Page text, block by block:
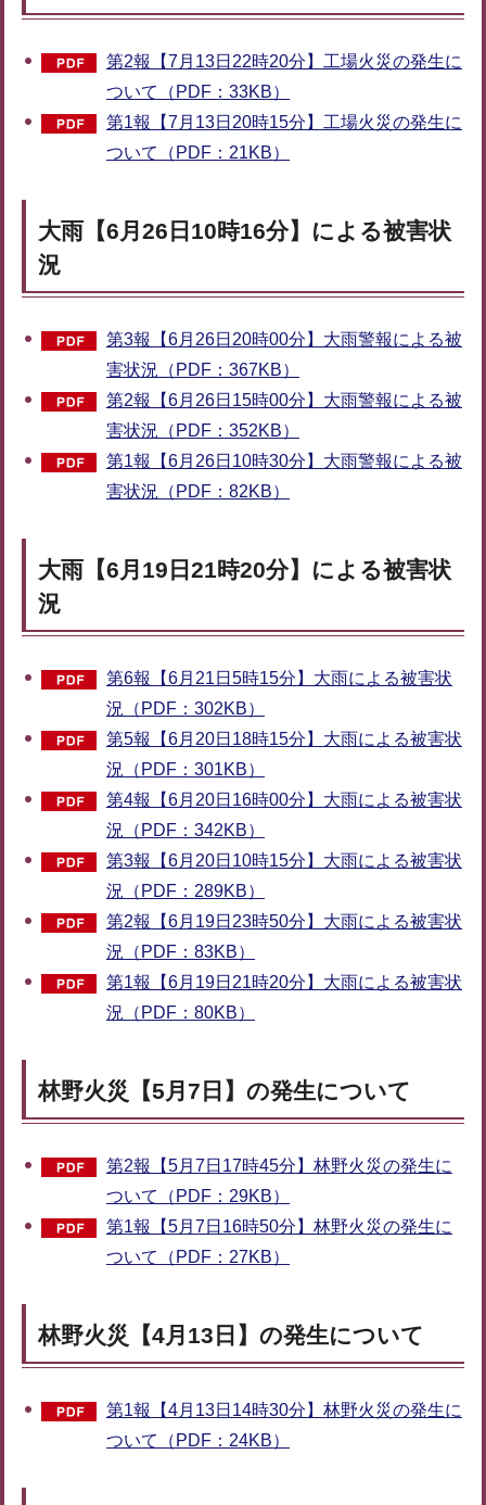
第2報【7月13日22時20分】工場火災の発生に
ついて（PDF：33KB）
第1報【7月13日20時15分】工場火災の発生に
ついて（PDF：21KB）
大雨【6月26日10時16分】による被害状
況
第3報【6月26日20時00分】大雨警報による被
害状況（PDF：367KB）
第2報【6月26日15時00分】大雨警報による被
害状況（PDF：352KB）
第1報【6月26日10時30分】大雨警報による被
害状況（PDF：82KB）
大雨【6月19日21時20分】による被害状
況
第6報【6月21日5時15分】大雨による被害状
況（PDF：302KB）
第5報【6月20日18時15分】大雨による被害状
況（PDF：301KB）
第4報【6月20日16時00分】大雨による被害状
況（PDF：342KB）
第3報【6月20日10時15分】大雨による被害状
況（PDF：289KB）
第2報【6月19日23時50分】大雨による被害状
況（PDF：83KB）
第1報【6月19日21時20分】大雨による被害状
況（PDF：80KB）
林野火災【5月7日】の発生について
第2報【5月7日17時45分】林野火災の発生に
ついて（PDF：29KB）
第1報【5月7日16時50分】林野火災の発生に
ついて（PDF：27KB）
林野火災【4月13日】の発生について
第1報【4月13日14時30分】林野火災の発生に
ついて（PDF：24KB）